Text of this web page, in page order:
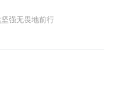
强无畏地前行